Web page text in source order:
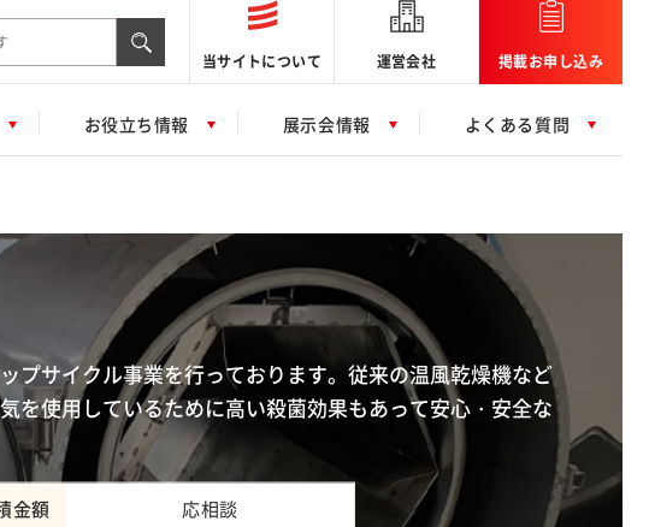
力 当サイトについて 運営会社 掲載お申し込み
お役立ち情報 展示会情報 よくある質問
プサイクル事業を行っております。従来の温風乾燥機など
を使用しているために高い殺菌効果もあって安心・安全な
金額 応相談